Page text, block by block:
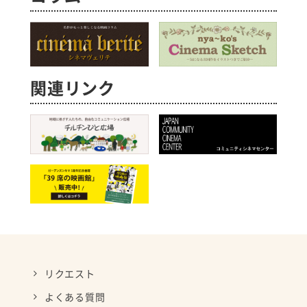
関連リンク
リクエスト
よくある質問